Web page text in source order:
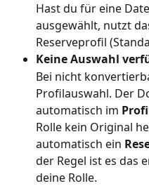
Hast du für eine
ausgewählt, nutzt
Reserveprofil
Keine Auswahl
Bei nicht
Profilauswahl. Der
automatisch im
Rolle kein Original
automatisch ein
der Regel ist es das
deine Rolle.